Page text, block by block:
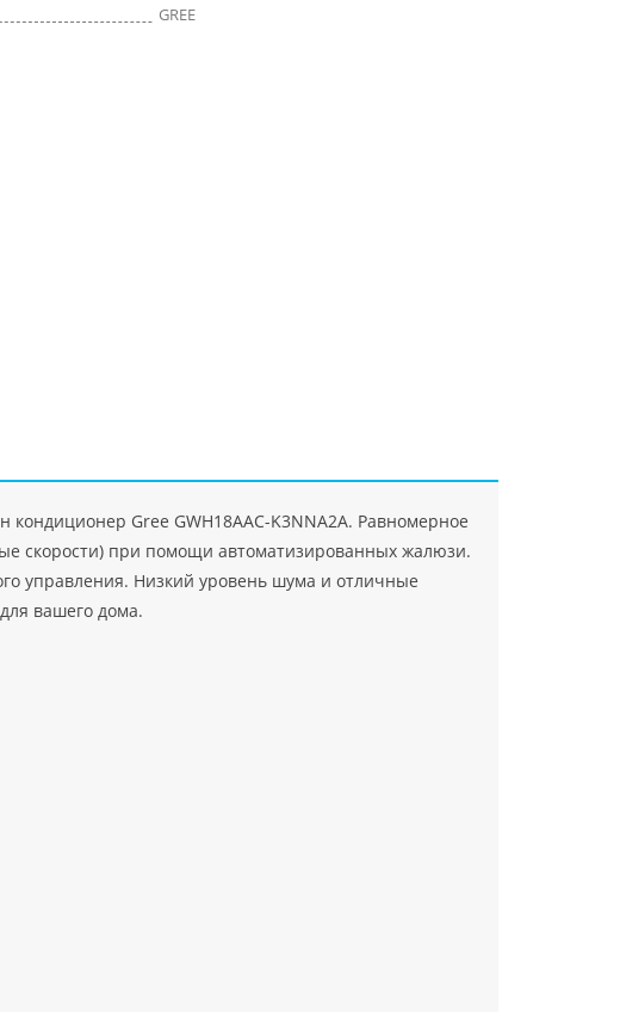
GREE
Gree GWH18AAC-K3NNA2A. Равномерное
скорости) при помощи автоматизированных жалюзи.
управления. Низкий уровень шума и отличные
вашего дома.